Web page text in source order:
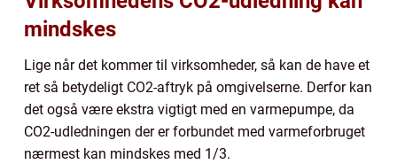
mindskes
Lige når det kommer til virksomheder, så kan de have et
ret så betydeligt CO2-aftryk på omgivelserne. Derfor kan
det også være ekstra vigtigt med en varmepumpe, da
CO2-udledningen der er forbundet med varmeforbruget
nærmest kan mindskes med 1/3.